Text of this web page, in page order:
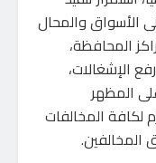
الأسواق والمحال
المحافظة،
الإشغالات،
المظهر
لكافة المخالفات
المخالفين.